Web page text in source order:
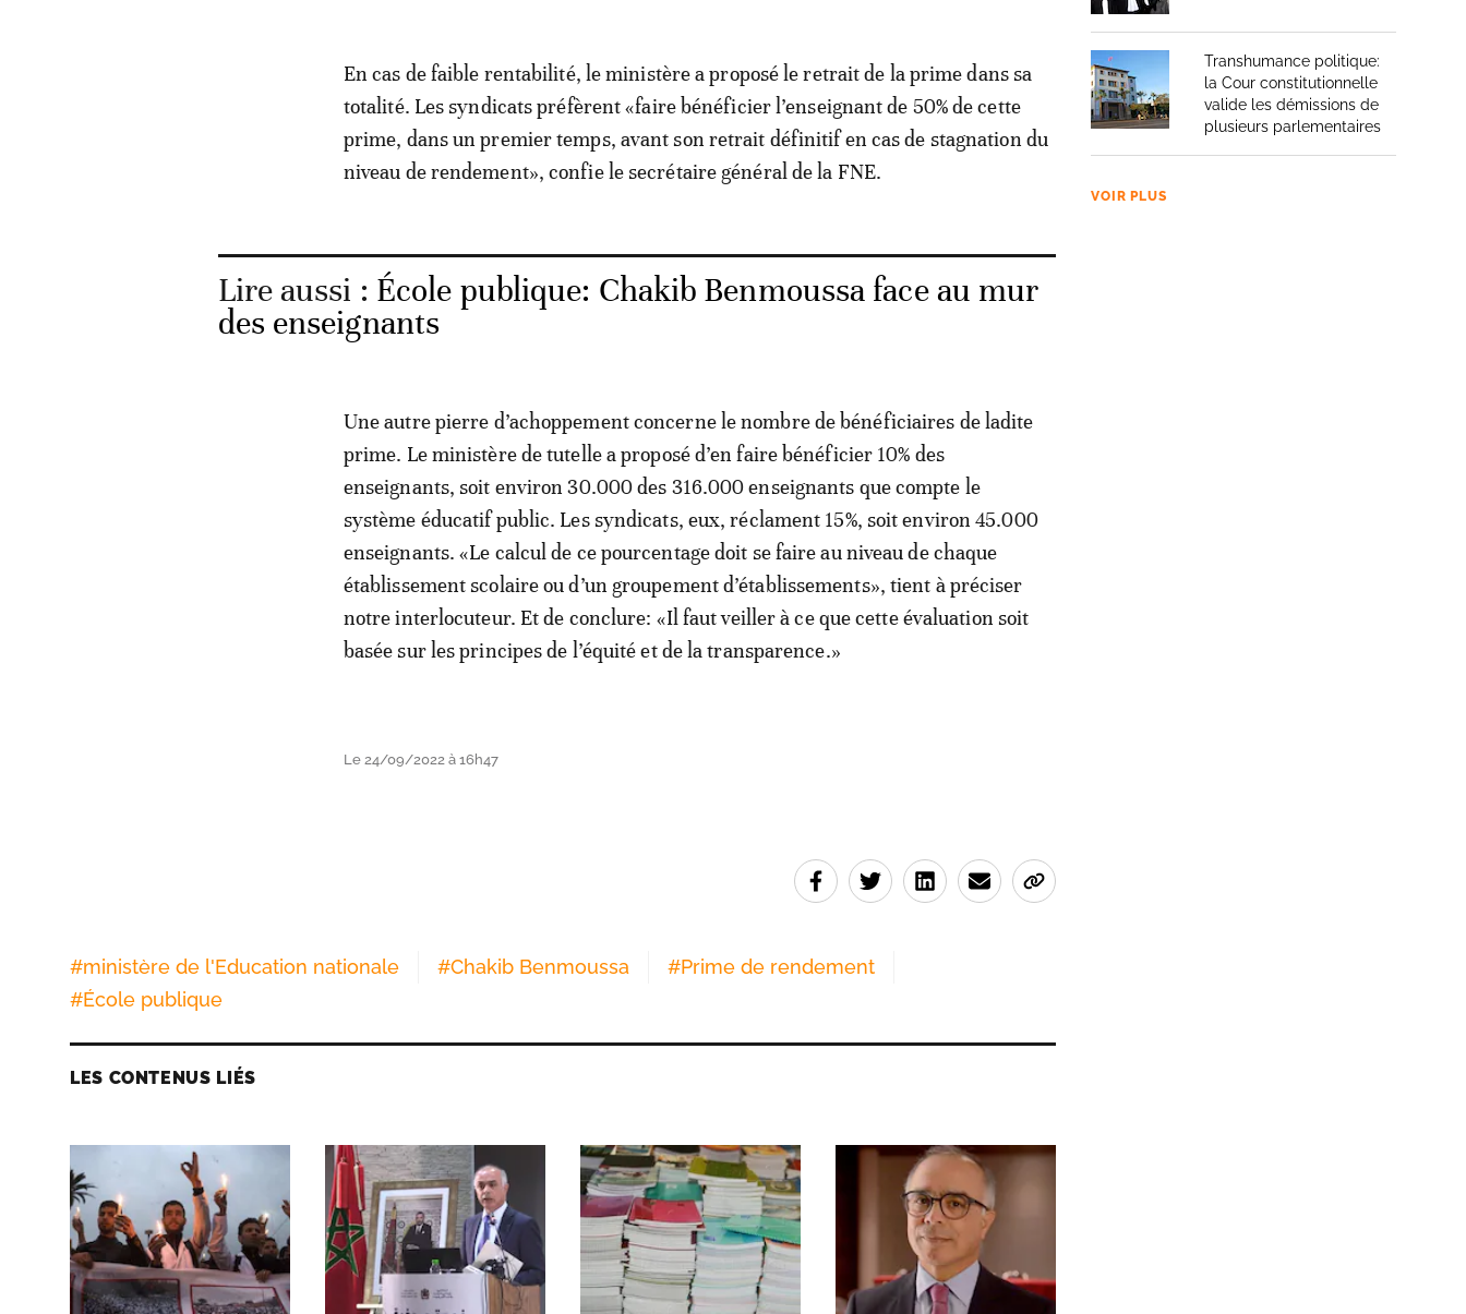
En cas de faible rentabilité, le ministère a proposé le retrait de la prime dans sa
totalité. Les syndicats préfèrent «faire bénéficier l’enseignant de 50% de cette
prime, dans un premier temps, avant son retrait définitif en cas de stagnation du
niveau de rendement», confie le secrétaire général de la FNE.
Lire aussi : École publique: Chakib Benmoussa face au mur
des enseignants
Une autre pierre d’achoppement concerne le nombre de bénéficiaires de ladite
prime. Le ministère de tutelle a proposé d’en faire bénéficier 10% des
enseignants, soit environ 30.000 des 316.000 enseignants que compte le
système éducatif public. Les syndicats, eux, réclament 15%, soit environ 45.000
enseignants. «Le calcul de ce pourcentage doit se faire au niveau de chaque
établissement scolaire ou d’un groupement d’établissements», tient à préciser
notre interlocuteur. Et de conclure: «Il faut veiller à ce que cette évaluation soit
basée sur les principes de l’équité et de la transparence.»
Le 24/09/2022 à 16h47
#ministère de l'Education nationale #Chakib Benmoussa #Prime de rendement
#École publique
LES CONTENUS LIÉS
Transhumance politique:
la Cour constitutionnelle
valide les démissions de
plusieurs parlementaires
VOIR PLUS